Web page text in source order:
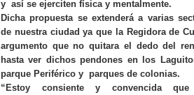
y así se ejerciten física y mentalmente.
Dicha propuesta se extenderá a varias
de nuestra ciudad ya que la Regidorade
argumento que no quitara el dedo del
hasta ver dichos pendones en los
parque Periférico y parques de colonias.
“Estoy consiente y convencida